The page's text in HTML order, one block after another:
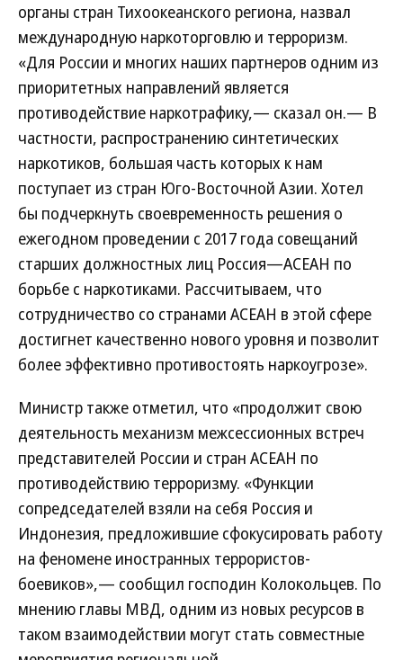
органы стран Тихоокеанского региона, назвал
международную наркоторговлю и терроризм.
«Для России и многих наших партнеров одним из
приоритетных направлений является
противодействие наркотрафику,— сказал он.— В
частности, распространению синтетических
наркотиков, большая часть которых к нам
поступает из стран Юго-Восточной Азии. Хотел
бы подчеркнуть своевременность решения о
ежегодном проведении с 2017 года совещаний
старших должностных лиц Россия—АСЕАН по
борьбе с наркотиками. Рассчитываем, что
сотрудничество со странами АСЕАН в этой сфере
достигнет качественно нового уровня и позволит
более эффективно противостоять наркоугрозе».
Министр также отметил, что «продолжит свою
деятельность механизм межсессионных встреч
представителей России и стран АСЕАН по
противодействию терроризму. «Функции
сопредседателей взяли на себя Россия и
Индонезия, предложившие сфокусировать работу
на феномене иностранных террористов-
боевиков»,— сообщил господин Колокольцев. По
мнению главы МВД, одним из новых ресурсов в
таком взаимодействии могут стать совместные